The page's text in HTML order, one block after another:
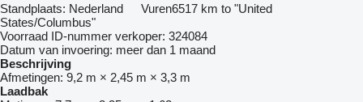
Standplaats: Nederland Vuren6517 km to "United
States/Columbus"
Voorraad ID-nummer verkoper: 324084
Datum van invoering: meer dan 1 maand
Beschrijving
Afmetingen: 9,2 m × 2,45 m × 3,3 m
Laadbak